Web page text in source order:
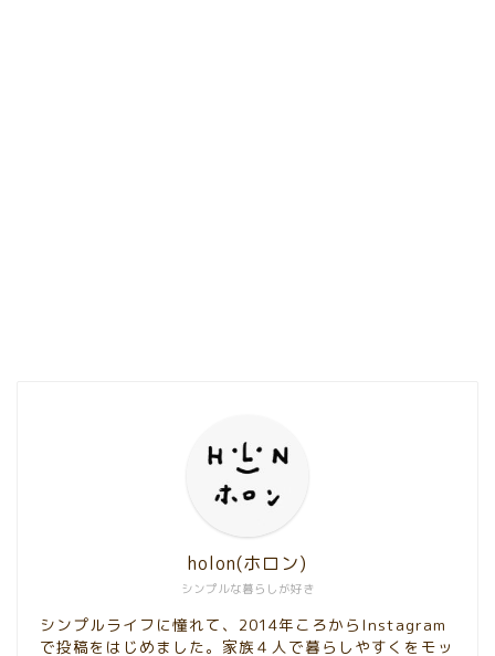
シンプルな暮らしが好き
holon(ホロン)
シンプルライフに憧れて、2014年ころからInstagram
で投稿をはじめました。家族４人で暮らしやすくをモッ